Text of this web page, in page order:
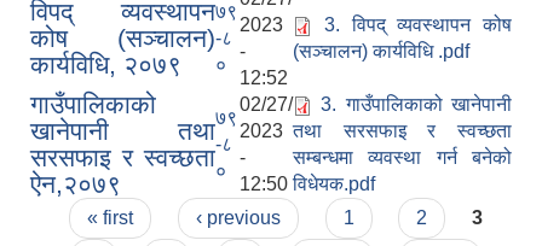
विपद् व्यवस्थापन
कोष (सञ्चालन)
कार्यविधि, २०७९
७९
-८
०
2023
-
12:52
3. विपद् व्यवस्थापन कोष
(सञ्चालन) कार्यविधि .pdf
गाउँपालिकाको
खानेपानी तथा
सरसफाइ र स्वच्छता
ऐन,२०७९
७९
-८
०
02/27/
2023
-
12:50
3. गाउँपालिकाको खानेपानी
तथा सरसफाइ र स्वच्छता
सम्बन्धमा व्यवस्था गर्न बनेको
विधेयक.pdf
Pages
« first ‹ previous 1 2
3